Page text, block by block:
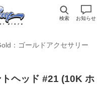
検索 お知らせ
：ゴールドアクセサリー
ヘッド #21 (10K ホ